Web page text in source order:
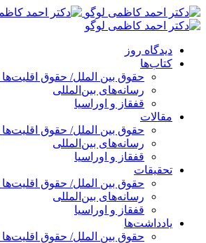
پرش
به
دیدگاه روز
کتاب‌ها
حقوق بین الملل/ حقوق اقلیت‌ها
رسانه‌های بین‌المللی
قفقاز و اوراسیا
مقالات
حقوق بین الملل/ حقوق اقلیت‌ها
رسانه‌های بین‌المللی
قفقاز و اوراسیا
تحقیقات
حقوق بین الملل/ حقوق اقلیت‌ها
رسانه‌های بین‌المللی
قفقاز و اوراسیا
یادداشت‌ها
حقوق بین الملل/ حقوق اقلیت‌ها